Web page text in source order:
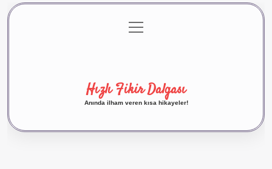
Gizlilik Politikası
menüyü
aç
Hızlı Fikir Dalgası
Anında ilham veren kısa hikayeler!